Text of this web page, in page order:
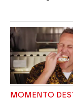
MOMENTO